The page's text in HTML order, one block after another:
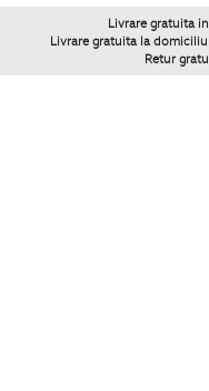
Livrare gratuita in
Livrare gratuita la domiciliu
Retur